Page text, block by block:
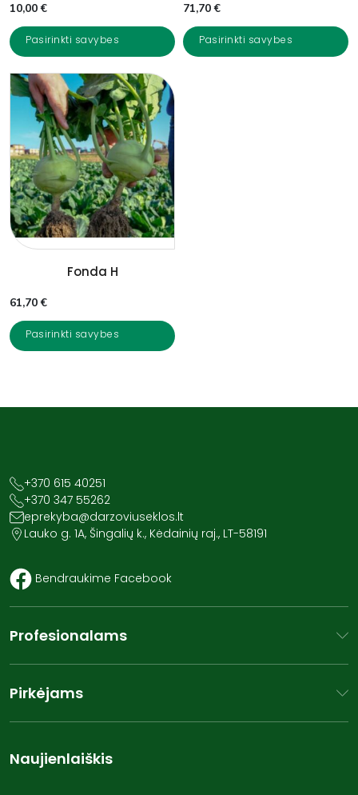
10,00€
Pasirinkti savybes
71,70€
Pasirinkti savybes
Fonda H
61,70€
Pasirinkti savybes
+370 615 40251
+370 347 55262
eprekyba@darzoviuseklos.lt
Lauko g. 1A, Šingalių k., Kėdainių raj., LT-58191
Bendraukime Facebook
Profesionalams
Pirkėjams
Naujienlaiškis